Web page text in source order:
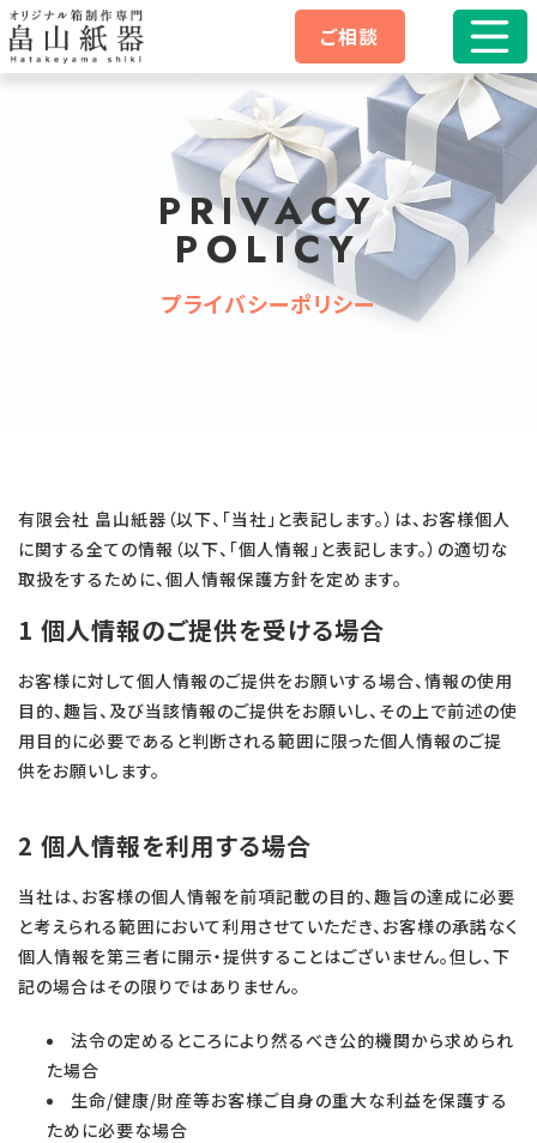
ご相談
PRIVACY
POLICY
プライバシーポリシー
有限会社 畠山紙器（以下、「当社」と表記します。）は、お客様個人
に関する全ての情報（以下、「個人情報」と表記します。）の適切な
取扱をするために、個人情報保護方針を定めます。
1 個人情報のご提供を受ける場合
お客様に対して個人情報のご提供をお願いする場合、情報の使用
目的、趣旨、及び当該情報のご提供をお願いし、その上で前述の使
用目的に必要であると判断される範囲に限った個人情報のご提
供をお願いします。
2 個人情報を利用する場合
当社は、お客様の個人情報を前項記載の目的、趣旨の達成に必要
と考えられる範囲において利用させていただき、お客様の承諾なく
個人情報を第三者に開示・提供することはございません。但し、下
記の場合はその限りではありません。
法令の定めるところにより然るべき公的機関から求められ
た場合
生命/健康/財産等お客様ご自身の重大な利益を保護する
ために必要な場合